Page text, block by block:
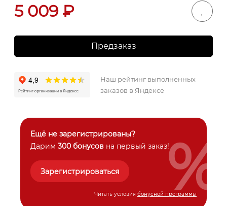
5 009₽
Предзаказ
Наш рейтинг выполненных
заказов в Яндексе
Ещё не зарегистрированы?
Дарим 300 бонусов на первый заказ!
Зарегистрироваться
Читать условия бонусной программы
%